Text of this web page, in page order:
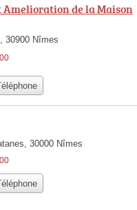
Amelioration de la Maison
30900 Nîmes
30000 Nîmes